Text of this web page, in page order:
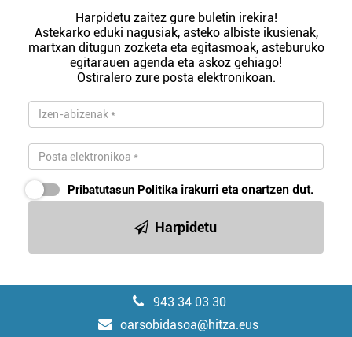
Harpidetu zaitez gure buletin irekira!
Astekarko eduki nagusiak, asteko albiste ikusienak,
martxan ditugun zozketa eta egitasmoak, asteburuko
egitarauen agenda eta askoz gehiago!
Ostiralero zure posta elektronikoan.
Pribatutasun Politika irakurri eta onartzen dut.
Harpidetu
943 34 03 30
oarsobidasoa@hitza.eus